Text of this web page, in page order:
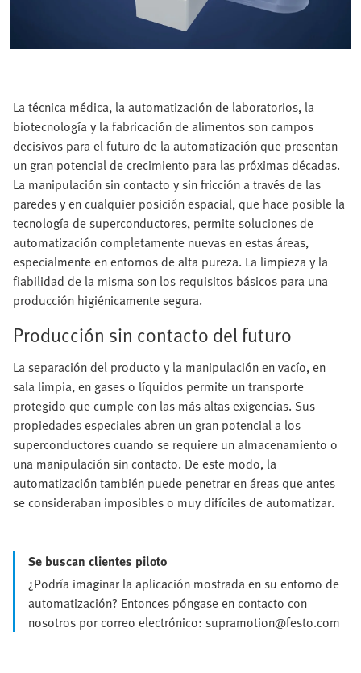
La técnica médica, la automatización de laboratorios, la
biotecnología y la fabricación de alimentos son campos
decisivos para el futuro de la automatización que presentan
un gran potencial de crecimiento para las próximas décadas.
La manipulación sin contacto y sin fricción a través de las
paredes y en cualquier posición espacial, que hace posible la
tecnología de superconductores, permite soluciones de
automatización completamente nuevas en estas áreas,
especialmente en entornos de alta pureza. La limpieza y la
fiabilidad de la misma son los requisitos básicos para una
producción higiénicamente segura.
Producción sin contacto del futuro
La separación del producto y la manipulación en vacío, en
sala limpia, en gases o líquidos permite un transporte
protegido que cumple con las más altas exigencias. Sus
propiedades especiales abren un gran potencial a los
superconductores cuando se requiere un almacenamiento o
una manipulación sin contacto. De este modo, la
automatización también puede penetrar en áreas que antes
se consideraban imposibles o muy difíciles de automatizar.
Se buscan clientes piloto
¿Podría imaginar la aplicación mostrada en su entorno de
automatización? Entonces póngase en contacto con
nosotros por correo electrónico: supramotion@festo.com